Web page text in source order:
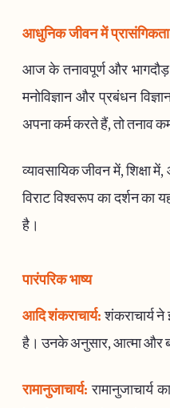
आधुनिक जीवन में प्रासंगिकता
आज के तनावपूर्ण और भागदौड़
मनोविज्ञान और प्रबंधन
अपना कर्म करते हैं, तो तनाव
व्यावसायिक जीवन में, शिक्षा
विराट विश्वरूप का दर्शन का
है।
पारंपरिक भाष्य
आदि शंकराचार्य: शंकराचार्य ने
है। उनके अनुसार, आत्मा और
रामानुजाचार्य: रामानुजाचार्य